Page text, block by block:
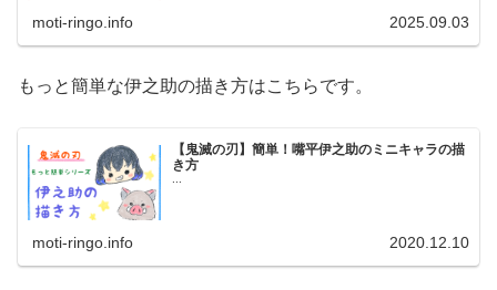
moti-ringo.info 2025.09.03
もっと簡単な伊之助の描き方はこちらです。
【鬼滅の刃】簡単！嘴平伊之助のミニキャラの描
き方
moti-ringo.info 2020.12.10